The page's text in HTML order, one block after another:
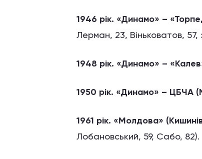
1946 рік. «Динамо» –
Лерман, 23, Віньковатов, 57,
1948 рік. «Динамо» –
1950 рік. «Динамо» – ЦБЧА
1961 рік. «Молдова»
Лобановський, 59, Сабо, 82).